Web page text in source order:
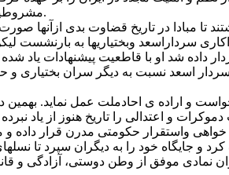
مشروطیت پس از خلع محمدعلیشاه چه مجاهدت های بزرگی که ننمودند.
مبادا در تاریخ قضاوت بدی ازآنها
سرداراسعد وبختیاریها به بارنشست
شد او با قاطعیت پیشنهادات یاد
اسعد نسبت به دیگر سران بختیاری و
خواست و اراده ی احادملت عمل نماید.
و اعتدالی را تاریخ هنوز از یاد
و جایگاه خود را به دیگران سپرد تا